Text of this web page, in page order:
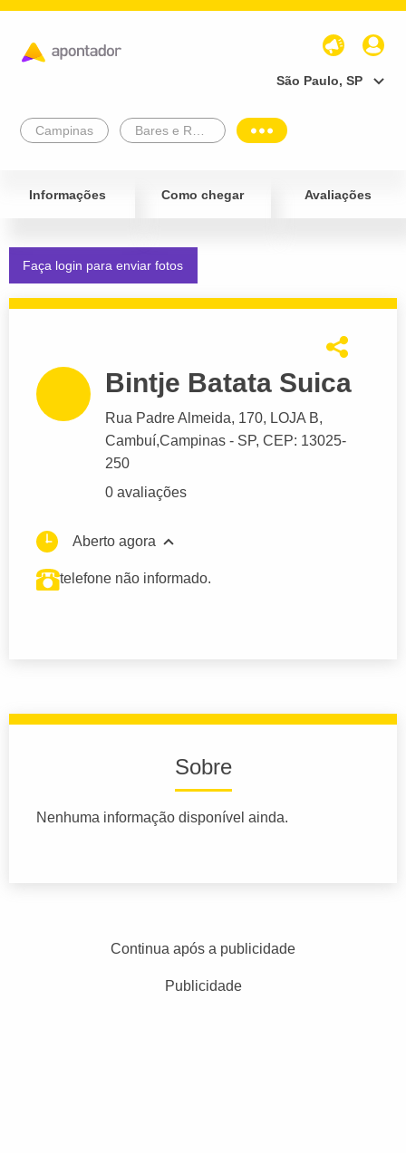
São Paulo, SP
Campinas
Informações Como chegar Avaliações
Faça login para enviar fotos
Bintje Batata Suica
Rua Padre Almeida, 170, LOJA B,
Cambuí,Campinas - SP, CEP: 13025-
250
0 avaliações
Aberto agora
telefone não informado.
Sobre
Nenhuma informação disponível ainda.
Continua após a publicidade
Publicidade